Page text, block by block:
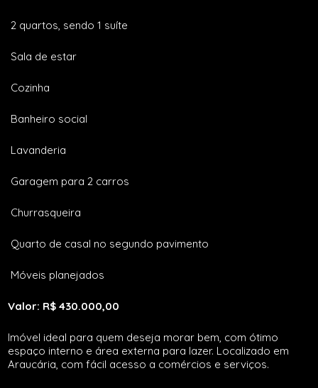
2 quartos, sendo 1 suíte
Sala de estar
Cozinha
Banheiro social
Lavanderia
Garagem para 2 carros
Churrasqueira
Quarto de casal no segundo pavimento
Móveis planejados
Valor: R$ 430.000,00
Imóvel ideal para quem deseja morar bem, com ótimo
espaço interno e área externa para lazer. Localizado em
Araucária, com fácil acesso a comércios e serviços.